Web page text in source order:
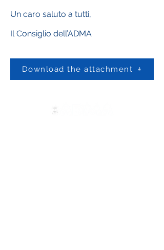
Un caro saluto a tutti,
Il Consiglio dell’ADMA
Download the attachment